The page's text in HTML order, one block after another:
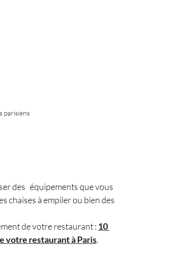
parisiens
des   équipements que vous
chaises à empiler ou bien des
de votre restaurant : 10
votre restaurant à Paris.